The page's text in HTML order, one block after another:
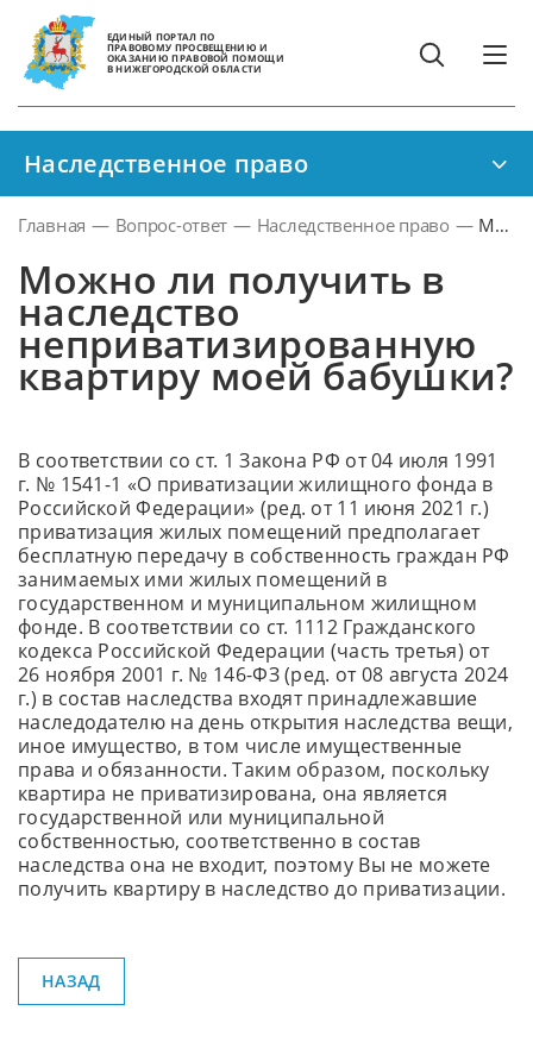
ЕДИНЫЙ ПОРТАЛ ПО
ПРАВОВОМУ ПРОСВЕЩЕНИЮ И
ОКАЗАНИЮ ПРАВОВОЙ ПОМОЩИ
В НИЖЕГОРОДСКОЙ ОБЛАСТИ
Наследственное право
Главная — Вопрос-ответ — Наследственное право —
Можно ли получить в
наследство
неприватизированную
квартиру моей бабушки?
В соответствии со ст. 1 Закона РФ от 04 июля 1991
г. № 1541-1 «О приватизации жилищного фонда в
Российской Федерации» (ред. от 11 июня 2021 г.)
приватизация жилых помещений предполагает
бесплатную передачу в собственность граждан РФ
занимаемых ими жилых помещений в
государственном и муниципальном жилищном
фонде. В соответствии со ст. 1112 Гражданского
кодекса Российской Федерации (часть третья) от
26 ноября 2001 г. № 146-ФЗ (ред. от 08 августа 2024
г.) в состав наследства входят принадлежавшие
наследодателю на день открытия наследства вещи,
иное имущество, в том числе имущественные
права и обязанности. Таким образом, поскольку
квартира не приватизирована, она является
государственной или муниципальной
собственностью, соответственно в состав
наследства она не входит, поэтому Вы не можете
получить квартиру в наследство до приватизации.
НАЗАД